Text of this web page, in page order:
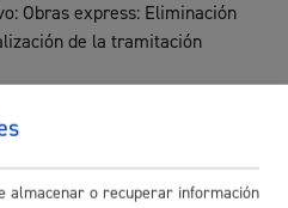
Obras express: Eliminación
de la tramitación
art. 6.1.e): -Artículo 17.1.9 de la
Locales de Euskadi. -
almacenar o recuperar información